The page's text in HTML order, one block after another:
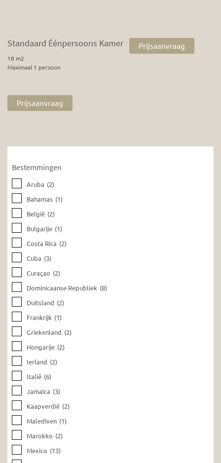
Bestemmingen
Aruba (2)
Bahamas (1)
België (2)
Bulgarije (1)
Costa Rica (2)
Cuba (3)
Curaçao (2)
Dominicaanse Republiek (8)
Duitsland (2)
Frankrijk (1)
Griekenland (2)
Hongarije (2)
Ierland (2)
Italië (6)
Jamaica (3)
Kaapverdië (2)
Malediven (1)
Marokko (2)
Mexico (13)
Standaard Éénpersoons Kamer Prijsaanvraag
18 m2
Maximaal 1 persoon
Prijsaanvraag